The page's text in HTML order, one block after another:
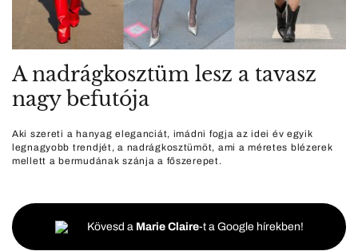
A nadrágkosztüm lesz a tavasz
nagy befutója
Aki szereti a hanyag eleganciát, imádni fogja az idei év egyik
legnagyobb trendjét, a nadrágkosztümöt, ami a méretes blézerek
mellett a bermudának szánja a főszerepet.
Kövesd a Marie Claire-t a Google hírekben!